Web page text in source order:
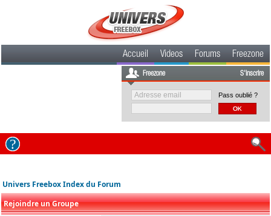
Accueil Videos Forums Freezone
Freezone S'inscrire
Pass oublié ?
Univers Freebox Index du Forum
Rejoindre un Groupe